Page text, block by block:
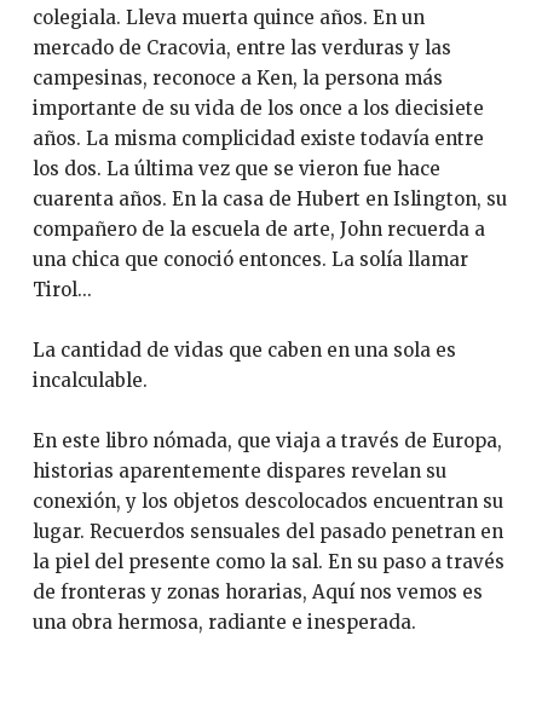
colegiala. Lleva muerta quince años. En un
mercado de Cracovia, entre las verduras y las
campesinas, reconoce a Ken, la persona más
importante de su vida de los once a los diecisiete
años. La misma complicidad existe todavía entre
los dos. La última vez que se vieron fue hace
cuarenta años. En la casa de Hubert en Islington, su
compañero de la escuela de arte, John recuerda a
una chica que conoció entonces. La solía llamar
Tirol...
La cantidad de vidas que caben en una sola es
incalculable.
En este libro nómada, que viaja a través de Europa,
historias aparentemente dispares revelan su
conexión, y los objetos descolocados encuentran su
lugar. Recuerdos sensuales del pasado penetran en
la piel del presente como la sal. En su paso a través
de fronteras y zonas horarias, Aquí nos vemos es
una obra hermosa, radiante e inesperada.